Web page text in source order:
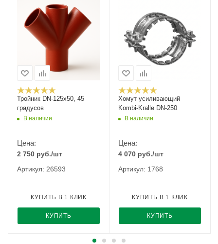
Тройник DN-125x50, 45
градусов
В наличии
Цена:
2 750 руб./шт
Артикул: 26593
КУПИТЬ
КУПИТЬ В 1 КЛИК
Хомут усиливающий
Kombi-Kralle DN-250
В наличии
Цена:
4 070 руб./шт
Артикул: 1768
КУПИТЬ
КУПИТЬ В 1 КЛИК